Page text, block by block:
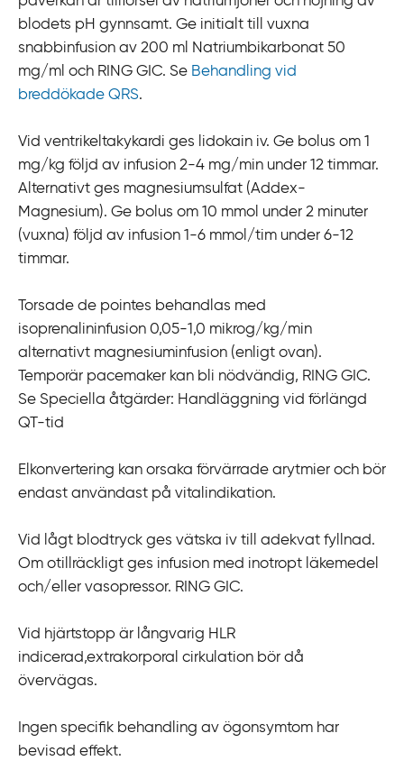
blodets pH gynnsamt. Ge initialt till vuxna
snabbinfusion av 200 ml Natriumbikarbonat 50
mg/ml och RING GIC. Se Behandling vid
breddökade QRS.
Vid ventrikeltakykardi ges lidokain iv. Ge bolus om 1
mg/kg följd av infusion 2-4 mg/min under 12 timmar.
Alternativt ges magnesiumsulfat (Addex-
Magnesium). Ge bolus om 10 mmol under 2 minuter
(vuxna) följd av infusion 1-6 mmol/tim under 6-12
timmar.
Torsade de pointes behandlas med
isoprenalininfusion 0,05-1,0 mikrog/kg/min
alternativt magnesiuminfusion (enligt ovan).
Temporär pacemaker kan bli nödvändig, RING GIC.
Se Speciella åtgärder: Handläggning vid förlängd
QT-tid
Elkonvertering kan orsaka förvärrade arytmier och bör
endast användast på vitalindikation.
Vid lågt blodtryck ges vätska iv till adekvat fyllnad.
Om otillräckligt ges infusion med inotropt läkemedel
och/eller vasopressor. RING GIC.
Vid hjärtstopp är långvarig HLR
indicerad,extrakorporal cirkulation bör då
övervägas.
Ingen specifik behandling av ögonsymtom har
bevisad effekt.